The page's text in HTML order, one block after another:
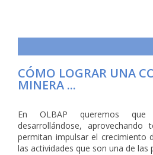
CÓMO LOGRAR UNA
MINERA ...
En OLBAP queremos
desarrollándose,
permitan impulsar el crecimiento
las actividades que son una de las